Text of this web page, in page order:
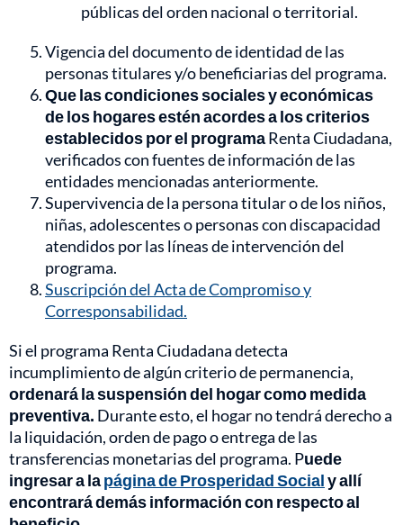
públicas del orden nacional o territorial.
Vigencia del documento de identidad de las
personas titulares y/o beneficiarias del programa.
Que las condiciones sociales y económicas
de los hogares estén acordes a los criterios
establecidos por el programaRenta Ciudadana,
verificados con fuentes de información de las
entidades mencionadas anteriormente.
Supervivencia de la persona titular o de los niños,
niñas, adolescentes o personas con discapacidad
atendidos por las líneas de intervención del
programa.
Suscripción del Acta de Compromiso y
Corresponsabilidad.
Si el programa Renta Ciudadana detecta
incumplimiento de algún criterio de permanencia,
ordenará la suspensión del hogar como medida
preventiva. Durante esto, el hogar no tendrá derecho a
la liquidación, orden de pago o entrega de las
transferencias monetarias del programa. Puede
ingresar a lapágina de Prosperidad Socialy allí
encontrará demás información con respecto al